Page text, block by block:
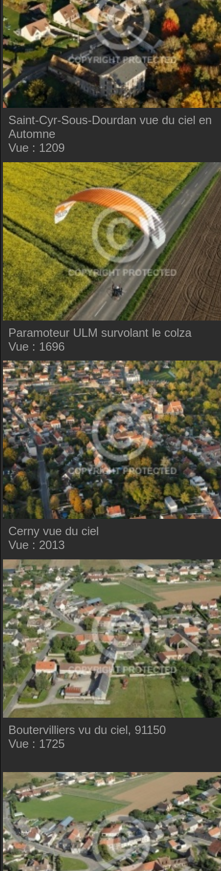
Saint-Cyr-Sous-Dourdan vue du ciel en
Automne
Vue : 1209
Paramoteur ULM survolant le colza
Vue : 1696
Cerny vue du ciel
Vue : 2013
Boutervilliers vu du ciel, 91150
Vue : 1725